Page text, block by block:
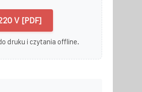
V [PDF]
druku i czytania offline.